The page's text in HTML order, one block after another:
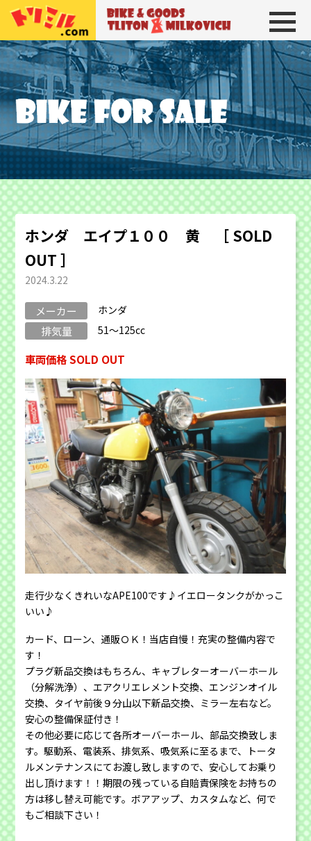
トリトン＆ミルコビッチ BIKE＆
ホンダ エイプ１００ 黄 ［ SOLD
OUT ］
2024.3.22
メーカー ホンダ
排気量 51～125cc
車両価格 SOLD OUT
走行少なくきれいなAPE100です♪イエロータンクがかっこ
いい♪
カード、ローン、通販ＯＫ！当店自慢！充実の整備内容で
す！
プラグ新品交換はもちろん、キャブレターオーバーホール
（分解洗浄）、エアクリエレメント交換、エンジンオイル
交換、タイヤ前後９分山以下新品交換、ミラー左右など。
安心の整備保証付き！
その他必要に応じて各所オーバーホール、部品交換致しま
す。駆動系、電装系、排気系、吸気系に至るまで、トータ
ルメンテナンスにてお渡し致しますので、安心してお乗り
出し頂けます！！期限の残っている自賠責保険をお持ちの
方は移し替え可能です。ボアアップ、カスタムなど、何で
もご相談下さい！